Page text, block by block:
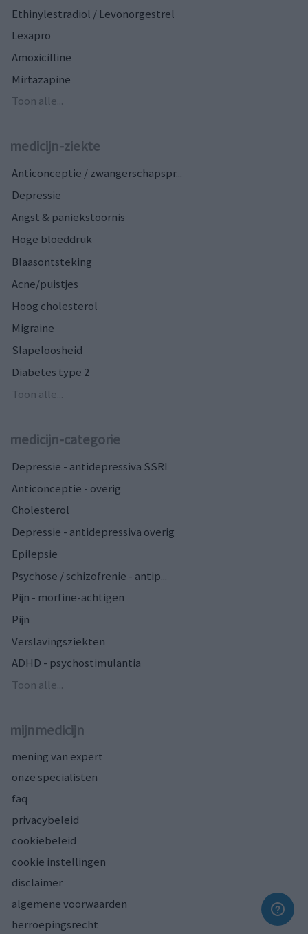
Ethinylestradiol / Levonorgestrel
Lexapro
Amoxicilline
Mirtazapine
Toon alle...
medicijn-ziekte
Anticonceptie / zwangerschapspr...
Depressie
Angst & paniekstoornis
Hoge bloeddruk
Blaasontsteking
Acne/puistjes
Hoog cholesterol
Migraine
Slapeloosheid
Diabetes type 2
Toon alle...
medicijn-categorie
Depressie - antidepressiva SSRI
Anticonceptie - overig
Cholesterol
Depressie - antidepressiva overig
Epilepsie
Psychose / schizofrenie - antip...
Pijn - morfine-achtigen
Pijn
Verslavingsziekten
ADHD - psychostimulantia
Toon alle...
mijnmedicijn
mening van expert
onze specialisten
faq
privacybeleid
cookiebeleid
cookie instellingen
disclaimer
algemene voorwaarden
herroepingsrecht